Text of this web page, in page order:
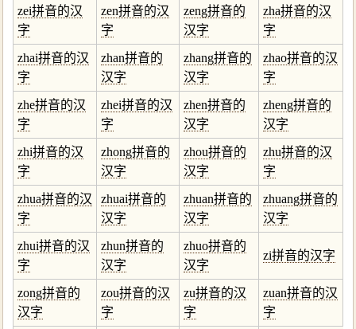
zei拼音的汉
字
zen拼音的汉
字
zeng拼音的
汉字
zha拼音的汉
字
zhai拼音的汉
字
zhan拼音的
汉字
zhang拼音的
汉字
zhao拼音的汉
字
zhe拼音的汉
字
zhei拼音的汉
字
zhen拼音的
汉字
zheng拼音的
汉字
zhi拼音的汉
字
zhong拼音的
汉字
zhou拼音的
汉字
zhu拼音的汉
字
zhua拼音的汉
字
zhuai拼音的
汉字
zhuan拼音的
汉字
zhuang拼音的
汉字
zhui拼音的汉
字
zhun拼音的
汉字
zhuo拼音的
汉字
zi拼音的汉字
zong拼音的
汉字
zou拼音的汉
字
zu拼音的汉
字
zuan拼音的汉
字